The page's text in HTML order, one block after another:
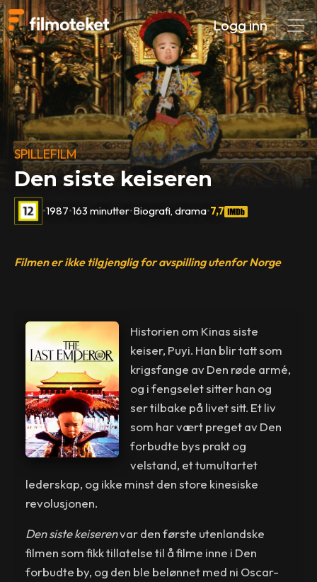
Logg inn
SPILLEFILM
Den siste keiseren
•1987•163 minutter•Biografi, drama•7,7
Filmen er ikke tilgjenglig for avspilling utenfor Norge
Historien om Kinas siste
keiser, Puyi. Han blir tatt som
krigsfange av Den røde armé,
og i fengselet sitter han og
ser tilbake på livet sitt. Et liv
som har vært preget av Den
forbudte bys prakt og
velstand, et tumultartet
lederskap, og ikke minst den store kinesiske
revolusjonen.
Den siste keiserenvar den første utenlandske
filmen som fikk tillatelse til å filme inne i Den
forbudte by, og den ble belønnet med ni Oscar-